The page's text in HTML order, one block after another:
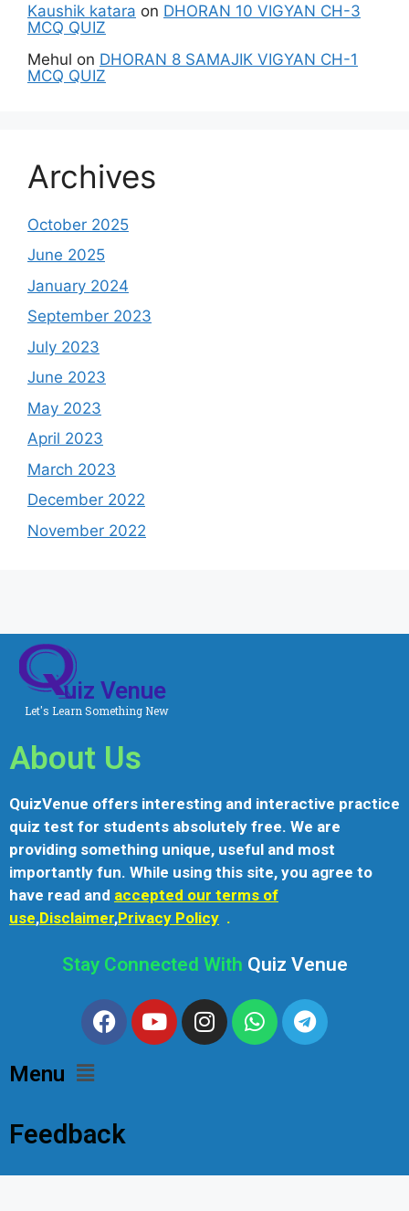
Kaushik katara on DHORAN 10 VIGYAN CH-3
MCQ QUIZ
Mehul on DHORAN 8 SAMAJIK VIGYAN CH-1
MCQ QUIZ
Archives
October 2025
June 2025
January 2024
September 2023
July 2023
June 2023
May 2023
April 2023
March 2023
December 2022
November 2022
Let's Learn Something New
uiz Venue
About Us
QuizVenue offers interesting and interactive practice
quiz test for students absolutely free. We are
providing something unique, useful and most
importantly fun. While using this site, you agree to
have read and accepted our terms of
use,Disclaimer,Privacy Policy .
Stay Connected With Quiz Venue
Menu
Feedback